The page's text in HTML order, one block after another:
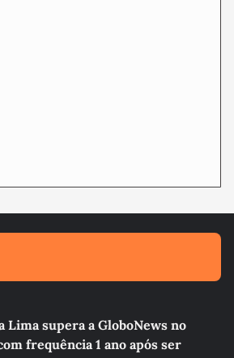
Lima supera a GloboNews no
frequência 1 ano após ser